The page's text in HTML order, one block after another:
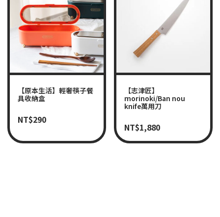
【原本生活】輕奢筷子餐
具收納盒
NT$290
【志津匠】
morinoki/Ban nou
knife萬用刀
NT$1,880